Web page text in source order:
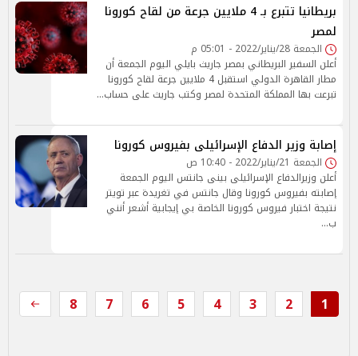
بريطانيا تتبرع بـ 4 ملايين جرعة من لقاح كورونا
لمصر
الجمعة 28/يناير/2022 - 05:01 م
أعلن السفير البريطاني بمصر جاريث بايلي اليوم الجمعة أن
مطار القاهرة الدولي استقبل 4 ملايين جرعة لقاح كورونا
تبرعت بها المملكة المتحدة لمصر وكتب جاريث على حساب…
إصابة وزير الدفاع الإسرائيلى بفيروس كورونا
الجمعة 21/يناير/2022 - 10:40 ص
أعلن وزيرالدفاع الإسرائيلى بينى جانتس اليوم الجمعة
إصابته بفيروس كورونا وقال جانتس في تغريدة عبر تويتر
نتيجة اختبار فيروس كورونا الخاصة بي إيجابية أشعر أنني
ب…
1
2
3
4
5
6
7
8